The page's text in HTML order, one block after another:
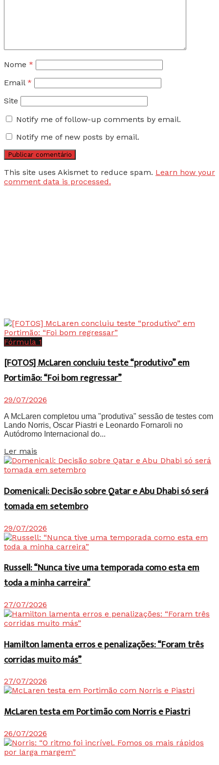
Nome *
Email *
Site
Notify me of follow-up comments by email.
Notify me of new posts by email.
This site uses Akismet to reduce spam. Learn how your
comment data is processed.
Fórmula 1
[FOTOS] McLaren concluiu teste “produtivo” em
Portimão: “Foi bom regressar”
29/07/2026
A McLaren completou uma "produtiva" sessão de testes com
Lando Norris, Oscar Piastri e Leonardo Fornaroli no
Autódromo Internacional do...
Ler mais
Domenicali: Decisão sobre Qatar e Abu Dhabi só será
tomada em setembro
29/07/2026
Russell: “Nunca tive uma temporada como esta em
toda a minha carreira”
27/07/2026
Hamilton lamenta erros e penalizações: “Foram três
corridas muito más”
27/07/2026
McLaren testa em Portimão com Norris e Piastri
26/07/2026